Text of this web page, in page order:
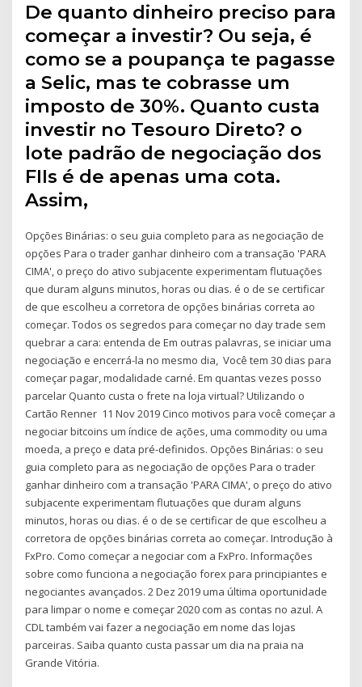
De quanto dinheiro preciso para
começar a investir? Ou seja, é
como se a poupança te pagasse
a Selic, mas te cobrasse um
imposto de 30%. Quanto custa
investir no Tesouro Direto? o
lote padrão de negociação dos
FIIs é de apenas uma cota.
Assim,
Opções Binárias: o seu guia completo para as negociação de
opções Para o trader ganhar dinheiro com a transação 'PARA
CIMA', o preço do ativo subjacente experimentam flutuações
que duram alguns minutos, horas ou dias. é o de se certificar
de que escolheu a corretora de opções binárias correta ao
começar. Todos os segredos para começar no day trade sem
quebrar a cara: entenda de Em outras palavras, se iniciar uma
negociação e encerrá-la no mesmo dia, Você tem 30 dias para
começar pagar, modalidade carné. Em quantas vezes posso
parcelar Quanto custa o frete na loja virtual? Utilizando o
Cartão Renner 11 Nov 2019 Cinco motivos para você começar a
negociar bitcoins um índice de ações, uma commodity ou uma
moeda, a preço e data pré-definidos. Opções Binárias: o seu
guia completo para as negociação de opções Para o trader
ganhar dinheiro com a transação 'PARA CIMA', o preço do ativo
subjacente experimentam flutuações que duram alguns
minutos, horas ou dias. é o de se certificar de que escolheu a
corretora de opções binárias correta ao começar. Introdução à
FxPro. Como começar a negociar com a FxPro. Informações
sobre como funciona a negociação forex para principiantes e
negociantes avançados. 2 Dez 2019 uma última oportunidade
para limpar o nome e começar 2020 com as contas no azul. A
CDL também vai fazer a negociação em nome das lojas
parceiras. Saiba quanto custa passar um dia na praia na
Grande Vitória.